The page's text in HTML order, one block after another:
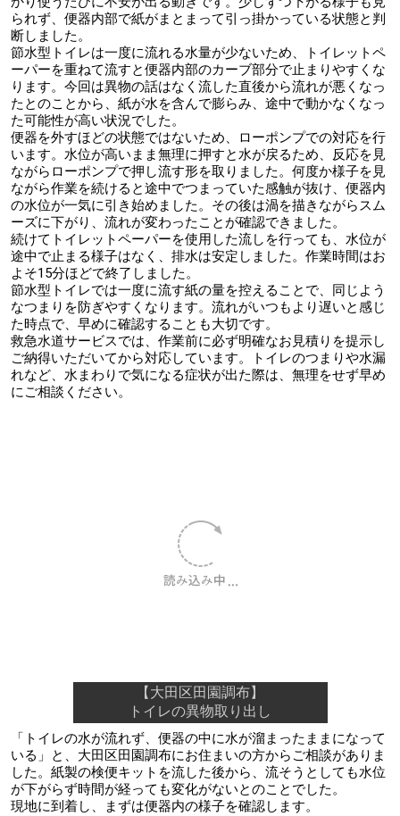
られず、便器内部で紙がまとまって引っ掛かっている状態と判
断しました。
節水型トイレは一度に流れる水量が少ないため、トイレットペ
ーパーを重ねて流すと便器内部のカーブ部分で止まりやすくな
ります。今回は異物の話はなく流した直後から流れが悪くなっ
たとのことから、紙が水を含んで膨らみ、途中で動かなくなっ
た可能性が高い状況でした。
便器を外すほどの状態ではないため、ローポンプでの対応を行
います。水位が高いまま無理に押すと水が戻るため、反応を見
ながらローポンプで押し流す形を取りました。何度か様子を見
ながら作業を続けると途中でつまっていた感触が抜け、便器内
の水位が一気に引き始めました。その後は渦を描きながらスム
ーズに下がり、流れが変わったことが確認できました。
続けてトイレットペーパーを使用した流しを行っても、水位が
途中で止まる様子はなく、排水は安定しました。作業時間はお
よそ15分ほどで終了しました。
節水型トイレでは一度に流す紙の量を控えることで、同じよう
なつまりを防ぎやすくなります。流れがいつもより遅いと感じ
た時点で、早めに確認することも大切です。
救急水道サービスでは、作業前に必ず明確なお見積りを提示し
ご納得いただいてから対応しています。トイレのつまりや水漏
れなど、水まわりで気になる症状が出た際は、無理をせず早め
にご相談ください。
【大田区田園調布】
トイレの異物取り出し
「トイレの水が流れず、便器の中に水が溜まったままになって
いる」と、大田区田園調布にお住まいの方からご相談がありま
した。紙製の検便キットを流した後から、流そうとしても水位
が下がらず時間が経っても変化がないとのことでした。
現地に到着し、まずは便器内の様子を確認します。